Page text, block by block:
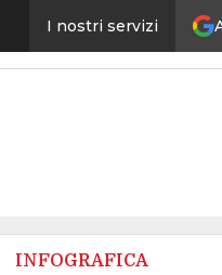
I nostri servizi
Data Center
INFOGRAFICA